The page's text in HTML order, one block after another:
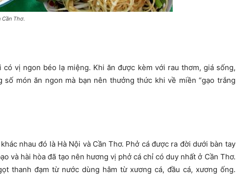
Cần Thơ.
vị ngon béo lạ miệng. Khi ăn được kèm với rau thơm, giá sống,
món ăn ngon mà bạn nên thưởng thức khi về miền “gạo trắng
nhau đó là Hà Nội và Cần Thơ. Phở cá được ra đời dưới bàn tay
và hài hòa đã tạo nên hương vị phở cá chỉ có duy nhất ở Cần Thơ.
thanh đạm từ nước dùng hâm từ xương cá, đầu cá, xương ống.